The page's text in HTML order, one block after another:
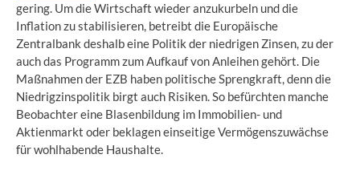
gering. Um die Wirtschaft wieder anzukurbeln und die
Inflation zu stabilisieren, betreibt die Europäische
Zentralbank deshalb eine Politik der niedrigen Zinsen, zu der
auch das Programm zum Aufkauf von Anleihen gehört. Die
Maßnahmen der EZB haben politische Sprengkraft, denn die
Niedrigzinspolitik birgt auch Risiken. So befürchten manche
Beobachter eine Blasenbildung im Immobilien- und
Aktienmarkt oder beklagen einseitige Vermögenszuwächse
für wohlhabende Haushalte.